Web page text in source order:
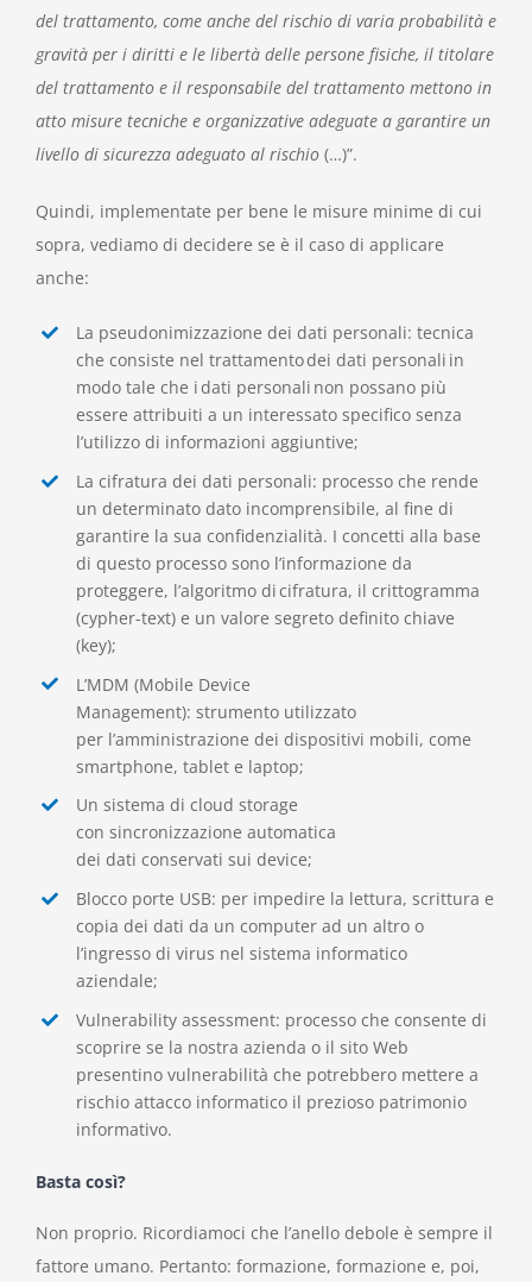
del trattamento, come anche del rischio di varia probabilità e
gravità per i diritti e le libertà delle persone fisiche, il titolare
del trattamento e il responsabile del trattamento mettono in
atto misure tecniche e organizzative adeguate a garantire un
livello di sicurezza adeguato al rischio (…)”.
Quindi, implementate per bene le misure minime di cui
sopra, vediamo di decidere se è il caso di applicare
anche:
La pseudonimizzazione dei dati personali: tecnica
che consiste nel trattamento dei dati personali in
modo tale che i dati personali non possano più
essere attribuiti a un interessato specifico senza
l’utilizzo di informazioni aggiuntive;
La cifratura dei dati personali: processo che rende
un determinato dato incomprensibile, al fine di
garantire la sua confidenzialità. I concetti alla base
di questo processo sono l’informazione da
proteggere, l’algoritmo di cifratura, il crittogramma
(cypher-text) e un valore segreto definito chiave
(key);
L’MDM (Mobile Device
Management): strumento utilizzato
perl’amministrazione dei dispositivi mobili, come
smartphone, tablet e laptop;
Un sistema di cloud storage
con sincronizzazione automatica
dei dati conservati sui device;
Blocco porte USB: per impedire la lettura, scrittura e
copia dei dati da un computer ad un altroo
l’ingresso di virus nel sistema informatico
aziendale;
Vulnerability assessment: processo che consente di
scoprire se la nostra azienda o il sito Web
presentino vulnerabilità che potrebbero mettere a
rischio attacco informatico il prezioso patrimonio
informativo.
Basta così?
Non proprio. Ricordiamoci che l’anello debole è sempre il
fattore umano. Pertanto: formazione, formazione e, poi,